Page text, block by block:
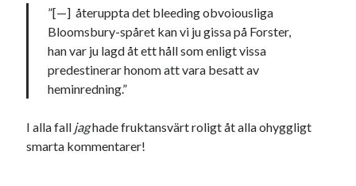
Kategorier
”[—] återuppta det bleeding obvoiousliga
Bloomsbury-spåret kan vi ju gissa på Forster,
han var ju lagd åt ett håll som enligt vissa
predestinerar honom att vara besatt av
heminredning.”
I alla fall jaghade fruktansvärt roligt åt alla ohyggligt
smarta kommentarer!